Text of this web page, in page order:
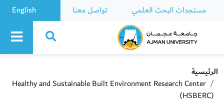
مستجدات البحث العلمي تواصل معنا English
Ajman University
الرئيسية
Healthy and Sustainable Built Environment Research Center
(HSBERC)